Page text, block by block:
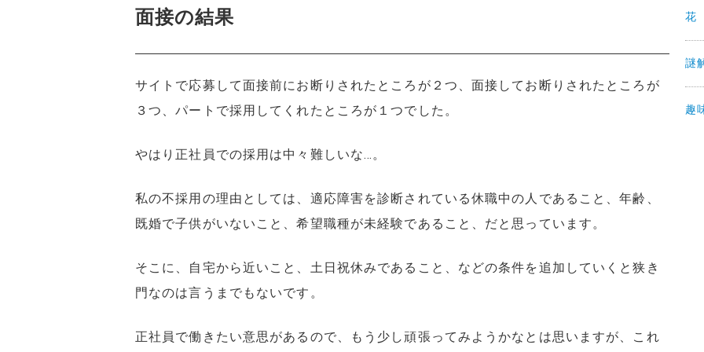
面接の結果
サイトで応募して面接前にお断りされたところが２つ、面接してお断りされたところが
３つ、パートで採用してくれたところが１つでした。
やはり正社員での採用は中々難しいな…。
私の不採用の理由としては、適応障害を診断されている休職中の人であること、年齢、
既婚で子供がいないこと、希望職種が未経験であること、だと思っています。
そこに、自宅から近いこと、土日祝休みであること、などの条件を追加していくと狭き
門なのは言うまでもないです。
正社員で働きたい意思があるので、もう少し頑張ってみようかなとは思いますが、これ
花
謎
趣